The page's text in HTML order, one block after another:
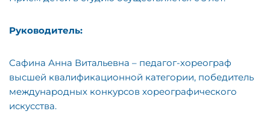
Руководитель:
Сафина Анна Витальевна – педагог-хореограф
высшей квалификационной категории, победитель
международных конкурсов хореографического
искусства.